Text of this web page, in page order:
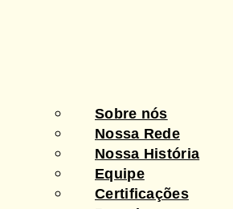
Sobre nós
Nossa Rede
Nossa História
Equipe
Certificações